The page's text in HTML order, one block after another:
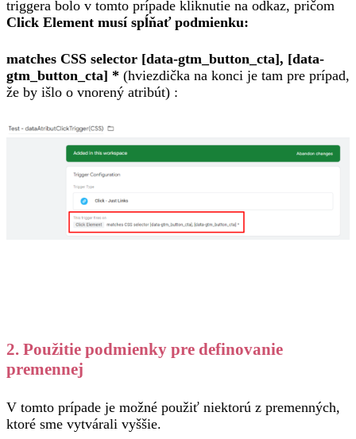
triggera bolo v tomto prípade kliknutie na odkaz, pričom
Click Element musí spĺňať podmienku:
matches CSS selector [data-gtm_button_cta], [data-
gtm_button_cta] * (hviezdička na konci je tam pre prípad,
že by išlo o vnorený atribút) :
2. Použitie podmienky pre definovanie
premennej
V tomto prípade je možné použiť niektorú z premenných,
ktoré sme vytvárali vyššie.